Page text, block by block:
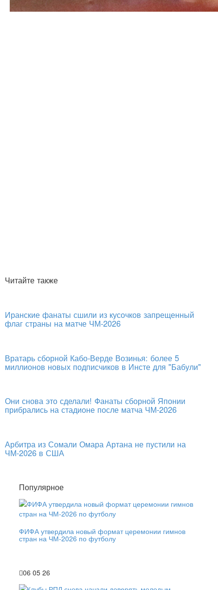
Читайте также
Иранские фанаты сшили из кусочков запрещенный
флаг страны на матче ЧМ-2026
Вратарь сборной Кабо-Верде Возинья: более 5
миллионов новых подписчиков в Инсте для "Бабули"
Они снова это сделали! Фанаты сборной Японии
прибрались на стадионе после матча ЧМ-2026
Арбитра из Сомали Омара Артана не пустили на
ЧМ-2026 в США
Популярное
ФИФА утвердила новый формат церемонии гимнов
стран на ЧМ-2026 по футболу
06 05 26